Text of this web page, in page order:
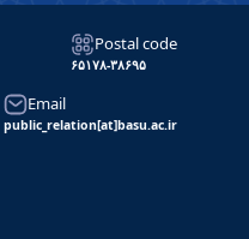
Postal code
۶۵۱۷۸-۳۸۶۹۵
Email
public_relation[at]basu.ac.ir